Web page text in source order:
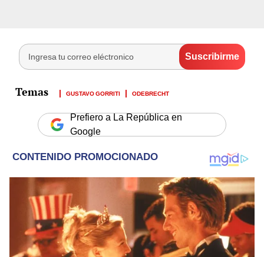
GUSTAVO GORRITI ODEBRECHT
Prefiero a La República en
Google